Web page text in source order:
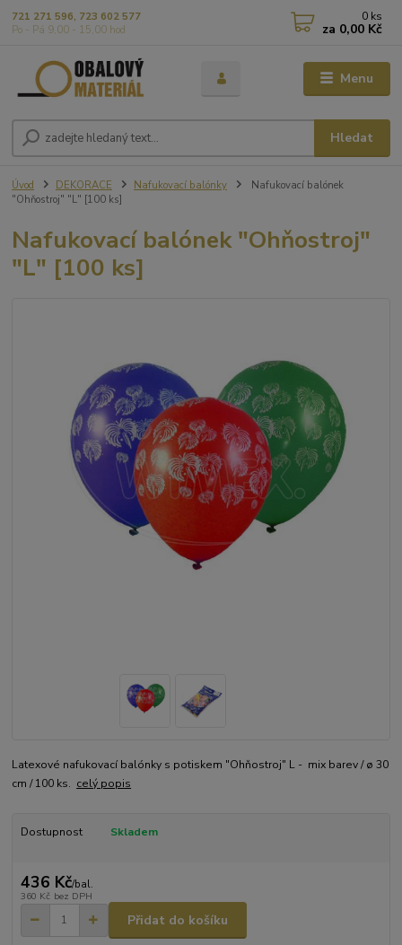
Menu
Hledat
721 271 596, 723 602 577
Po - Pá 9,00 - 15,00 hod
0 ks
za 0,00 Kč
Úvod DEKORACE Nafukovací balónky
Nafukovací balónek
"Ohňostroj" "L" [100 ks]
Nafukovací balónek "Ohňostroj"
"L" [100 ks]
Latexové nafukovací balónky s potiskem "Ohňostroj" L - mix barev / ø 30
cm / 100 ks. celý popis
Dostupnost Skladem
436 Kč/bal.
360 Kč bez DPH
Přidat do košíku